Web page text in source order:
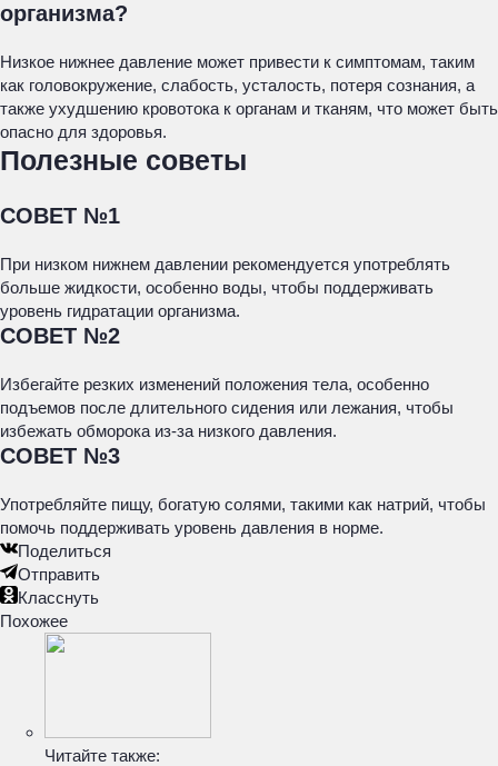
организма?
Низкое нижнее давление может привести к симптомам, таким
как головокружение, слабость, усталость, потеря сознания, а
также ухудшению кровотока к органам и тканям, что может быть
опасно для здоровья.
Полезные советы
СОВЕТ №1
При низком нижнем давлении рекомендуется употреблять
больше жидкости, особенно воды, чтобы поддерживать
уровень гидратации организма.
СОВЕТ №2
Избегайте резких изменений положения тела, особенно
подъемов после длительного сидения или лежания, чтобы
избежать обморока из-за низкого давления.
СОВЕТ №3
Употребляйте пищу, богатую солями, такими как натрий, чтобы
помочь поддерживать уровень давления в норме.
Поделиться
Отправить
Класснуть
Похожее
Читайте также: